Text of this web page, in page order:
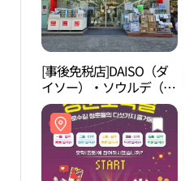
[事後免税店]DAISO（ダ
イソー）・ソウルデ（ソ
ウル大）入口店(다이소
서울대입구점)